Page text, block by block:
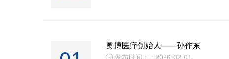
奥博医疗创始人——孙作东
发布时间： : 2026-02-01